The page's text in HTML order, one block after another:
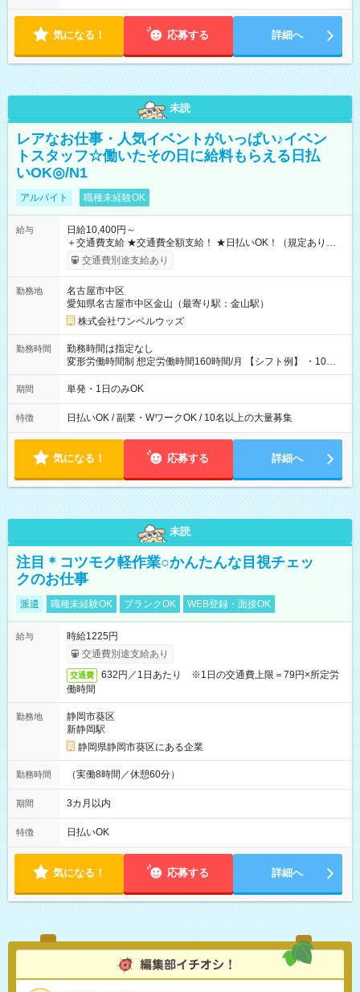
気になる！ 応募する 詳細へ
未読
レアなお仕事・人気イベントがいっぱい♪イベン
トスタッフ☆働いたその日に給料もらえる日払
いOK◎/N1
アルバイト 職種未経験OK
給与
日給10,400円～
＋交通費支給 ★交通費全額支給！ ★日払いOK！（規定あり） ┗
働いたその日に現金GET♪ お仕事後はコンビニATMから 日払
交通費別途支給あり
勤務地
名古屋市中区
愛知県名古屋市中区金山（最寄り駅：金山駅）
株式会社ワンベルウッズ
勤務時間
勤務時間は指定なし
変形労働時間制 想定労働時間160時間/月 【シフト例】 ・10：
00～20：00
期間 単発・1日のみOK
特徴 日払いOK / 副業・WワークOK / 10名以上の大量募集
気になる！ 応募する 詳細へ
未読
注目＊コツモク軽作業○かんたんな目視チェッ
クのお仕事
派遣 職種未経験OK ブランクOK WEB登録・面接OK
給与
時給1225円
交通費別途支給あり
交通費
632円／1日あたり ※1日の交通費上限＝79円×所定労
働時間
勤務地
静岡市葵区
新静岡駅
静岡県静岡市葵区にある企業
勤務時間 （実働8時間／休憩60分）
期間 3カ月以内
特徴 日払いOK
気になる！ 応募する 詳細へ